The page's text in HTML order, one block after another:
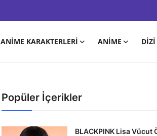
ANIME KARAKTERLERI ANIME
Popüler İçerikler
BLACKPINK Lisa Vücut